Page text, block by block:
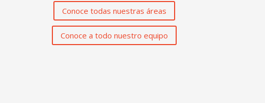
Conoce todas nuestras áreas
Conoce a todo nuestro equipo